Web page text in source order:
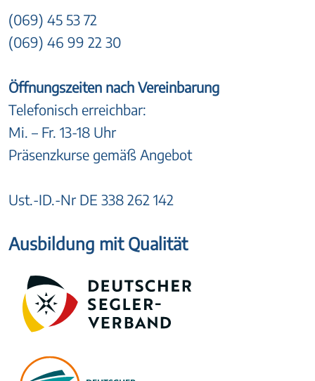
(069) 45 53 72
(069) 46 99 22 30
Öffnungszeiten nach Vereinbarung
Telefonisch erreichbar:
Mi. – Fr. 13-18 Uhr
Präsenzkurse gemäß Angebot
Ust.-ID.-Nr DE 338 262 142
Ausbildung mit Qualität